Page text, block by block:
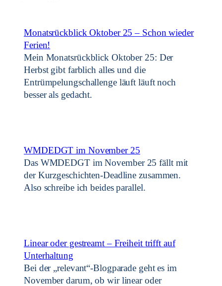
Monatsrückblick Oktober 25 – Schon wieder
Ferien!
Mein Monatsrückblick Oktober 25: Der
Herbst gibt farblich alles und die
Entrümpelungschallenge läuft läuft noch
besser als gedacht.
WMDEDGT im November 25
Das WMDEDGT im November 25 fällt mit
der Kurzgeschichten-Deadline zusammen.
Also schreibe ich beides parallel.
Linear oder gestreamt – Freiheit trifft auf
Unterhaltung
Bei der „relevant“-Blogparade geht es im
November darum, ob wir linear oder